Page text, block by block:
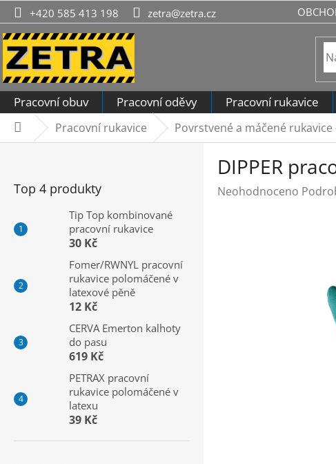
Přejít
na
obsah
+420 585 413 198 zetra@zetra.cz
Pracovní obuv Pracovní oděvy Pracovní rukavice
DomůPracovní rukavice Povrstvené a máčené
Top 4 produkty
Tip Top kombinované
pracovní rukavice
30 Kč
Fomer/RWNYL pracovní
rukavice polomáčené v
latexové pěně
12 Kč
CERVA Emerton kalhoty
do pasu
619 Kč
PETRAX pracovní
rukavice polomáčené v
latexu
39 Kč
DIPPER
Průměrné
Neohodnoceno